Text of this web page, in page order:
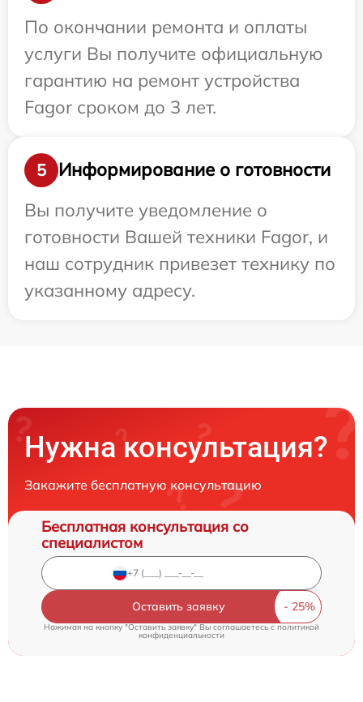
По окончании ремонта и оплаты
услуги Вы получите официальную
гарантию на ремонт устройства
Fagor сроком до 3 лет.
5
Информирование о готовности
Вы получите уведомление о
готовности Вашей техники Fagor, и
наш сотрудник привезет технику по
указанному адресу.
Нужна консультация?
Закажите бесплатную консультацию
Бесплатная консультация со
специалистом
Оставить заявку
Нажимая на кнопку "Оставить заявку" Вы соглашаетесь cполитикой
конфиденциальности